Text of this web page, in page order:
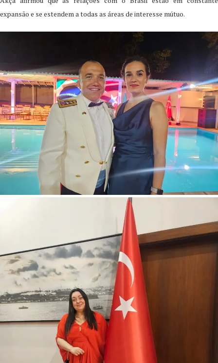
expansão e se estendem a todas as áreas de interesse mútuo.